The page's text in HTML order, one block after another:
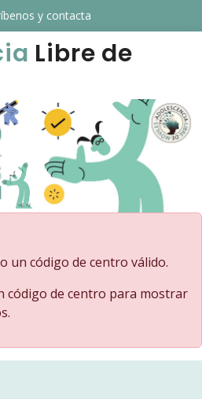
y contacta
Libre de
un código de centro válido.
código de centro para mostrar